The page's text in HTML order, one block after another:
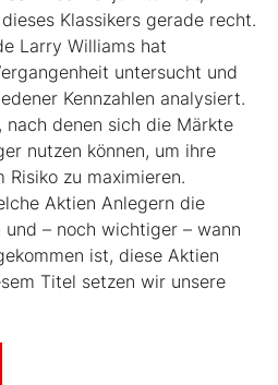
Klassikers gerade recht.
Larry Williams hat
untersucht und
Kennzahlen analysiert.
denen sich die Märkte
nutzen können, um ihre
Risiko zu maximieren.
Aktien Anlegern die
– noch wichtiger – wann
ist, diese Aktien
Titel setzen wir unsere